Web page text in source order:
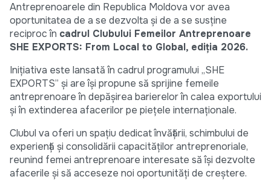
Antreprenoarele din Republica Moldova vor avea
oportunitatea de a se dezvolta și de a se susține
reciproc în cadrul Clubului Femeilor Antreprenoare
SHE EXPORTS: From Local to Global, ediția 2026.
Inițiativa este lansată în cadrul programului „SHE
EXPORTS” și are își propune să sprijine femeile
antreprenoare în depășirea barierelor în calea exportului
și în extinderea afacerilor pe piețele internaționale.
Clubul va oferi un spațiu dedicat învățării, schimbului de
experiență și consolidării capacităților antreprenoriale,
reunind femei antreprenoare interesate să își dezvolte
afacerile și să acceseze noi oportunități de creștere.